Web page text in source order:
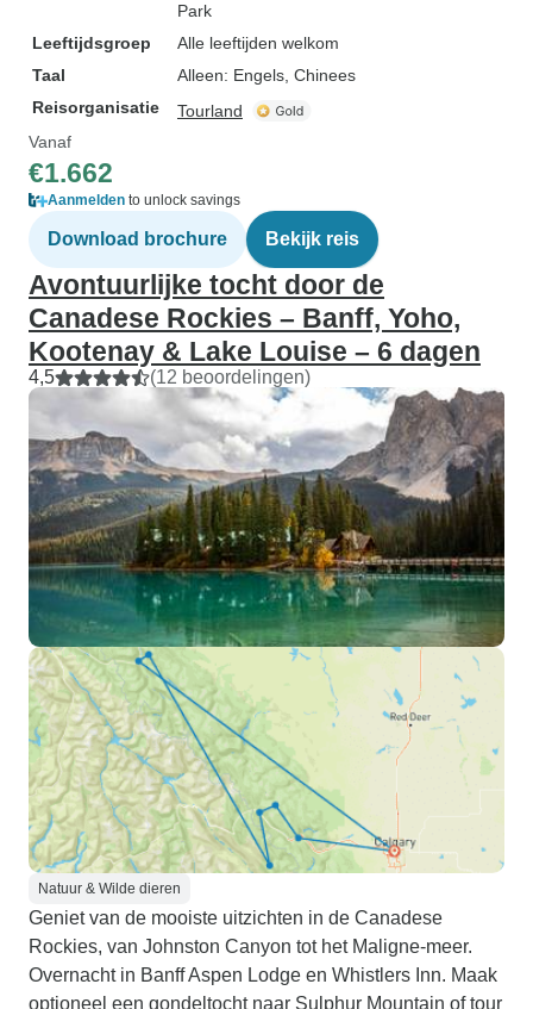
Park
Leeftijdsgroep
Alle leeftijden welkom
Taal
Alleen: Engels, Chinees
Reisorganisatie
Tourland
Vanaf
€1.662
Aanmelden to unlock savings
Download brochure Bekijk reis
Avontuurlijke tocht door de
Canadese Rockies – Banff, Yoho,
Kootenay & Lake Louise – 6 dagen
4,5 (12 beoordelingen)
Natuur & Wilde dieren
Geniet van de mooiste uitzichten in de Canadese
Rockies, van Johnston Canyon tot het Maligne-meer.
Overnacht in Banff Aspen Lodge en Whistlers Inn. Maak
optioneel een gondeltocht naar Sulphur Mountain of tour